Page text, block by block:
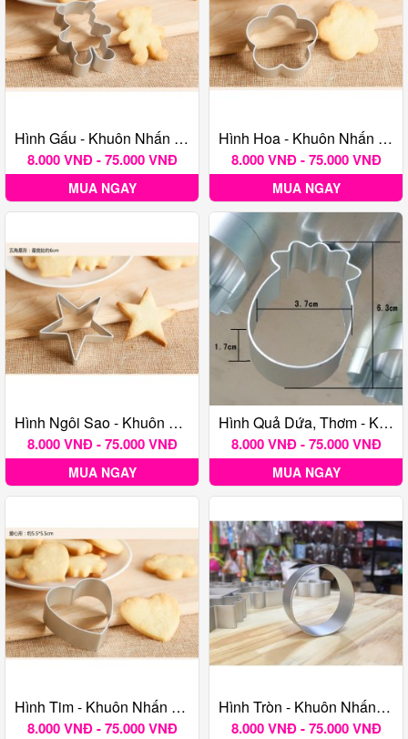
Hình Gấu - Khuôn Nhấn Bánh Quy TQ
8.000 VNĐ - 75.000 VNĐ
MUA NGAY
Hình Hoa - Khuôn Nhấn Bánh Quy TQ
8.000 VNĐ - 75.000 VNĐ
MUA NGAY
Hình Ngôi Sao - Khuôn Nhấn Bánh Quy TQ
8.000 VNĐ - 75.000 VNĐ
MUA NGAY
Hình Quả Dứa, Thơm - Khuôn Nhấn Bánh Quy TQ
8.000 VNĐ - 75.000 VNĐ
MUA NGAY
Hình Tim - Khuôn Nhấn Bánh Quy TQ
8.000 VNĐ - 75.000 VNĐ
Hình Tròn - Khuôn Nhấn Bánh Quy TQ
8.000 VNĐ - 75.000 VNĐ